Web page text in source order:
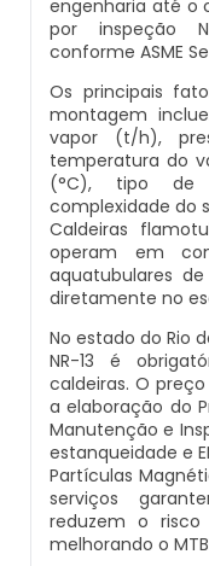
Caldeira
Caldeira
Caldeira
Caldeira
Caldeiraria De
Industrial
Caldeiraria E
Caldeiraria
Inspeção De
Inspeção De
Inspeção De
Habilitado
Inspeção De
Inspeção De
Inspeção De
Inspeção De
Inspeção De
Inspeção De
Empresas De
Manutenção
Manutenção
Manutenção
Manutenção
Manutenção
Manutenção
Manutenção
Caldeira De
Caldeira De
Caldeira De
Caldeira De
Caldeira Em
Caldeira
Caldeira
Caldeira
Caldeira De
Caldeira Mural
Caldeira Mural
Caldeira Mural
Comprar
Cotação De
Distribuidor De
Empresa De
engenharia até o
por inspeção
conforme ASME
Os principais
montagem
vapor (t/h),
temperatura do
(°C), tipo de
complexidade do
Caldeiras
operam em
aquatubulares
diretamente no
No estado do Rio
NR-13 é
caldeiras. O
a elaboração do
Manutenção e
estanqueidade e
Partículas
serviços
reduzem o risco
melhorando o